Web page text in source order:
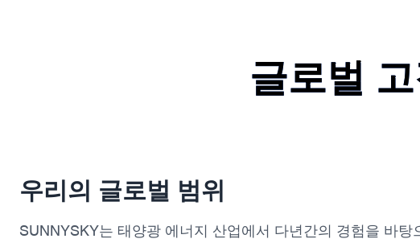
글로벌
우리의 글로벌 범위
SUNNYSKY는 태양광 에너지 산업에서 다년간의 경험을 바탕